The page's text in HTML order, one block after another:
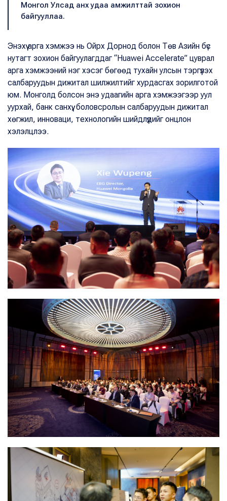
Монгол Улсад анх удаа амжилттай зохион
байгууллаа.
Энэхүү арга хэмжээ нь Ойрх Дорнод болон Төв Азийн бүс
нутагт зохион байгуулагддаг “Huawei Accelerate” цуврал
арга хэмжээний нэг хэсэг бөгөөд тухайн улсын тэргүүлэх
салбаруудын дижитал шилжилтийг хурдасгах зорилготой
юм. Монголд болсон энэ удаагийн арга хэмжээгээр уул
уурхай, банк санхүү, боловсролын салбаруудын дижитал
хөгжил, инноваци, технологийн шийдлүүдийг онцлон
хэлэлцлээ.